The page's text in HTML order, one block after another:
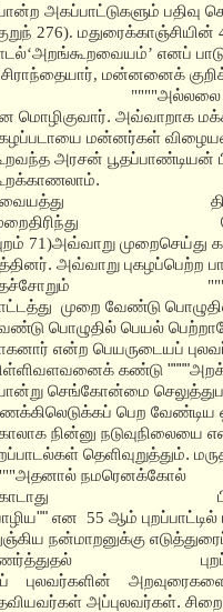
அகப்பாட்டுகளும் பதிவு
276). மதுரைக்காஞ்சியின்
‘அறங்கூறவையம்’ எனப்
, மன்னனைக்
அல்லலை
மொழிகுவார். அவ்வாறாக
மன்னர்கள்
அரசன் பூதப்பாண்டியன்
71)அவ்வாறு முறைசெய்து
அவ்வாறு புகழப்பெற்ற
முறை வேண்டு
பொழுதில் பெயல்
என்ற பெயருடையப்
கண்டு
செங்கோன்மை
பெற வேண்டிய
நின்னு
தெளிவுறுத்தும்.
அதனால் நமரெனக்கோல்
என
55 ஆம்
நன்மாறனுக்கு
புலவர்களின்
அப்புலவர்கள்.